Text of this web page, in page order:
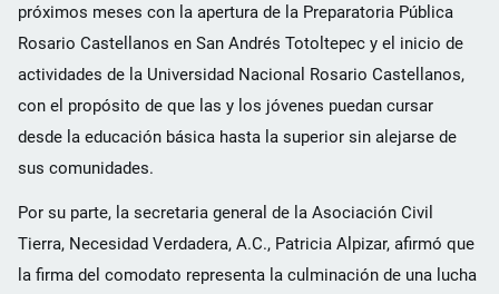
próximos meses con la apertura de la Preparatoria Pública
Rosario Castellanos en San Andrés Totoltepec y el inicio de
actividades de la Universidad Nacional Rosario Castellanos,
con el propósito de que las y los jóvenes puedan cursar
desde la educación básica hasta la superior sin alejarse de
sus comunidades.
Por su parte, la secretaria general de la Asociación Civil
Tierra, Necesidad Verdadera, A.C., Patricia Alpizar, afirmó que
la firma del comodato representa la culminación de una lucha